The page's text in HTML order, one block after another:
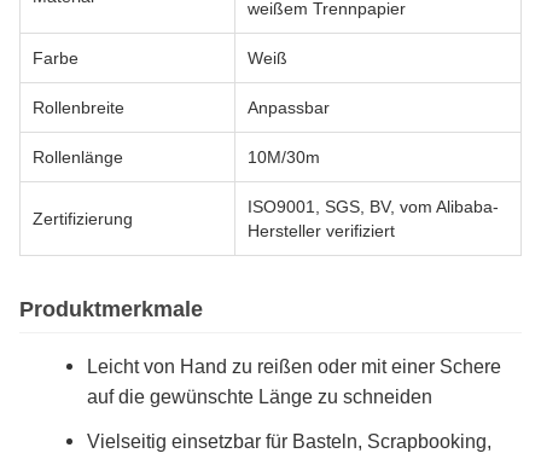
weißem Trennpapier
Farbe Weiß
Rollenbreite Anpassbar
Rollenlänge 10M/30m
Zertifizierung
ISO9001, SGS, BV, vom Alibaba-
Hersteller verifiziert
Produktmerkmale
Leicht von Hand zu reißen oder mit einer Schere
auf die gewünschte Länge zu schneiden
Vielseitig einsetzbar für Basteln, Scrapbooking,